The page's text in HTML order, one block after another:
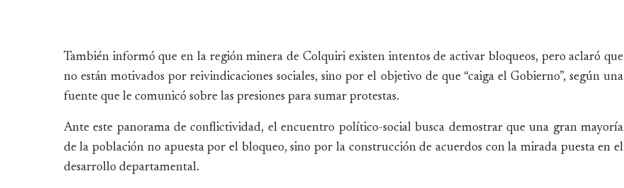
También informó que en la región minera de Colquiri existen intentos de activar bloqueos, pero aclaró que
no están motivados por reivindicaciones sociales, sino por el objetivo de que “caiga el Gobierno”, según una
fuente que le comunicó sobre las presiones para sumar protestas.
Ante este panorama de conflictividad, el encuentro político-social busca demostrar que una gran mayoría
de la población no apuesta por el bloqueo, sino por la construcción de acuerdos con la mirada puesta en el
desarrollo departamental.